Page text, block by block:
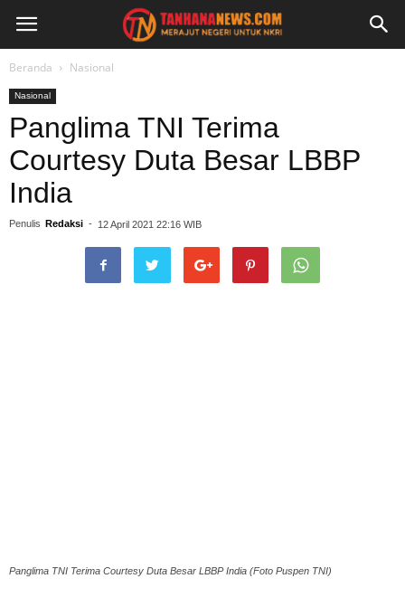
Beranda Nasional
Nasional
Panglima TNI Terima
Courtesy Duta Besar LBBP
India
Penulis Redaksi - 12 April 2021 22:16 WIB
Panglima TNI Terima Courtesy Duta Besar LBBP India (Foto Puspen TNI)